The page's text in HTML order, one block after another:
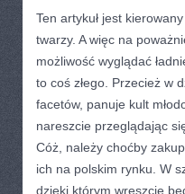
Ten artykuł jest
twarzy. A więc na
możliwość wyglądać
to coś złego. Przecież w
facetów, panuje kult
nareszcie przeglądając
Cóż, należy choćby
ich na polskim rynku. W
dzięki którym wreszcie